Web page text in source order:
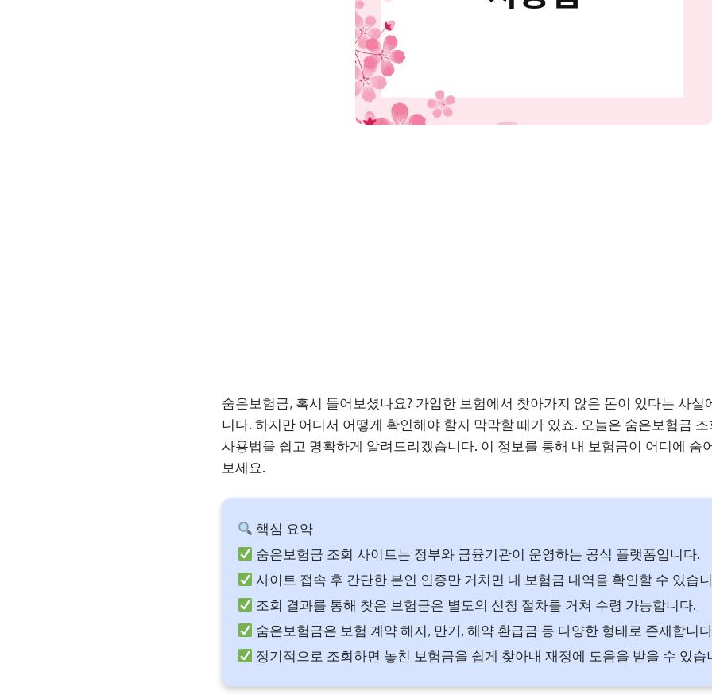
숨은보험금, 혹시 들어보셨나요? 가입한 보험에서 찾아가지 않은 돈이 있다는 사실
니다. 하지만 어디서 어떻게 확인해야 할지 막막할 때가 있죠. 오늘은 숨은보험금
사용법을 쉽고 명확하게 알려드리겠습니다. 이 정보를 통해 내 보험금이 어디에 숨
보세요.
핵심 요약
숨은보험금 조회 사이트는 정부와 금융기관이 운영하는 공식 플랫폼입니다.
사이트 접속 후 간단한 본인 인증만 거치면 내 보험금 내역을 확인할 수 있습
조회 결과를 통해 찾은 보험금은 별도의 신청 절차를 거쳐 수령 가능합니다.
숨은보험금은 보험 계약 해지, 만기, 해약 환급금 등 다양한 형태로 존재합니
정기적으로 조회하면 놓친 보험금을 쉽게 찾아내 재정에 도움을 받을 수 있습